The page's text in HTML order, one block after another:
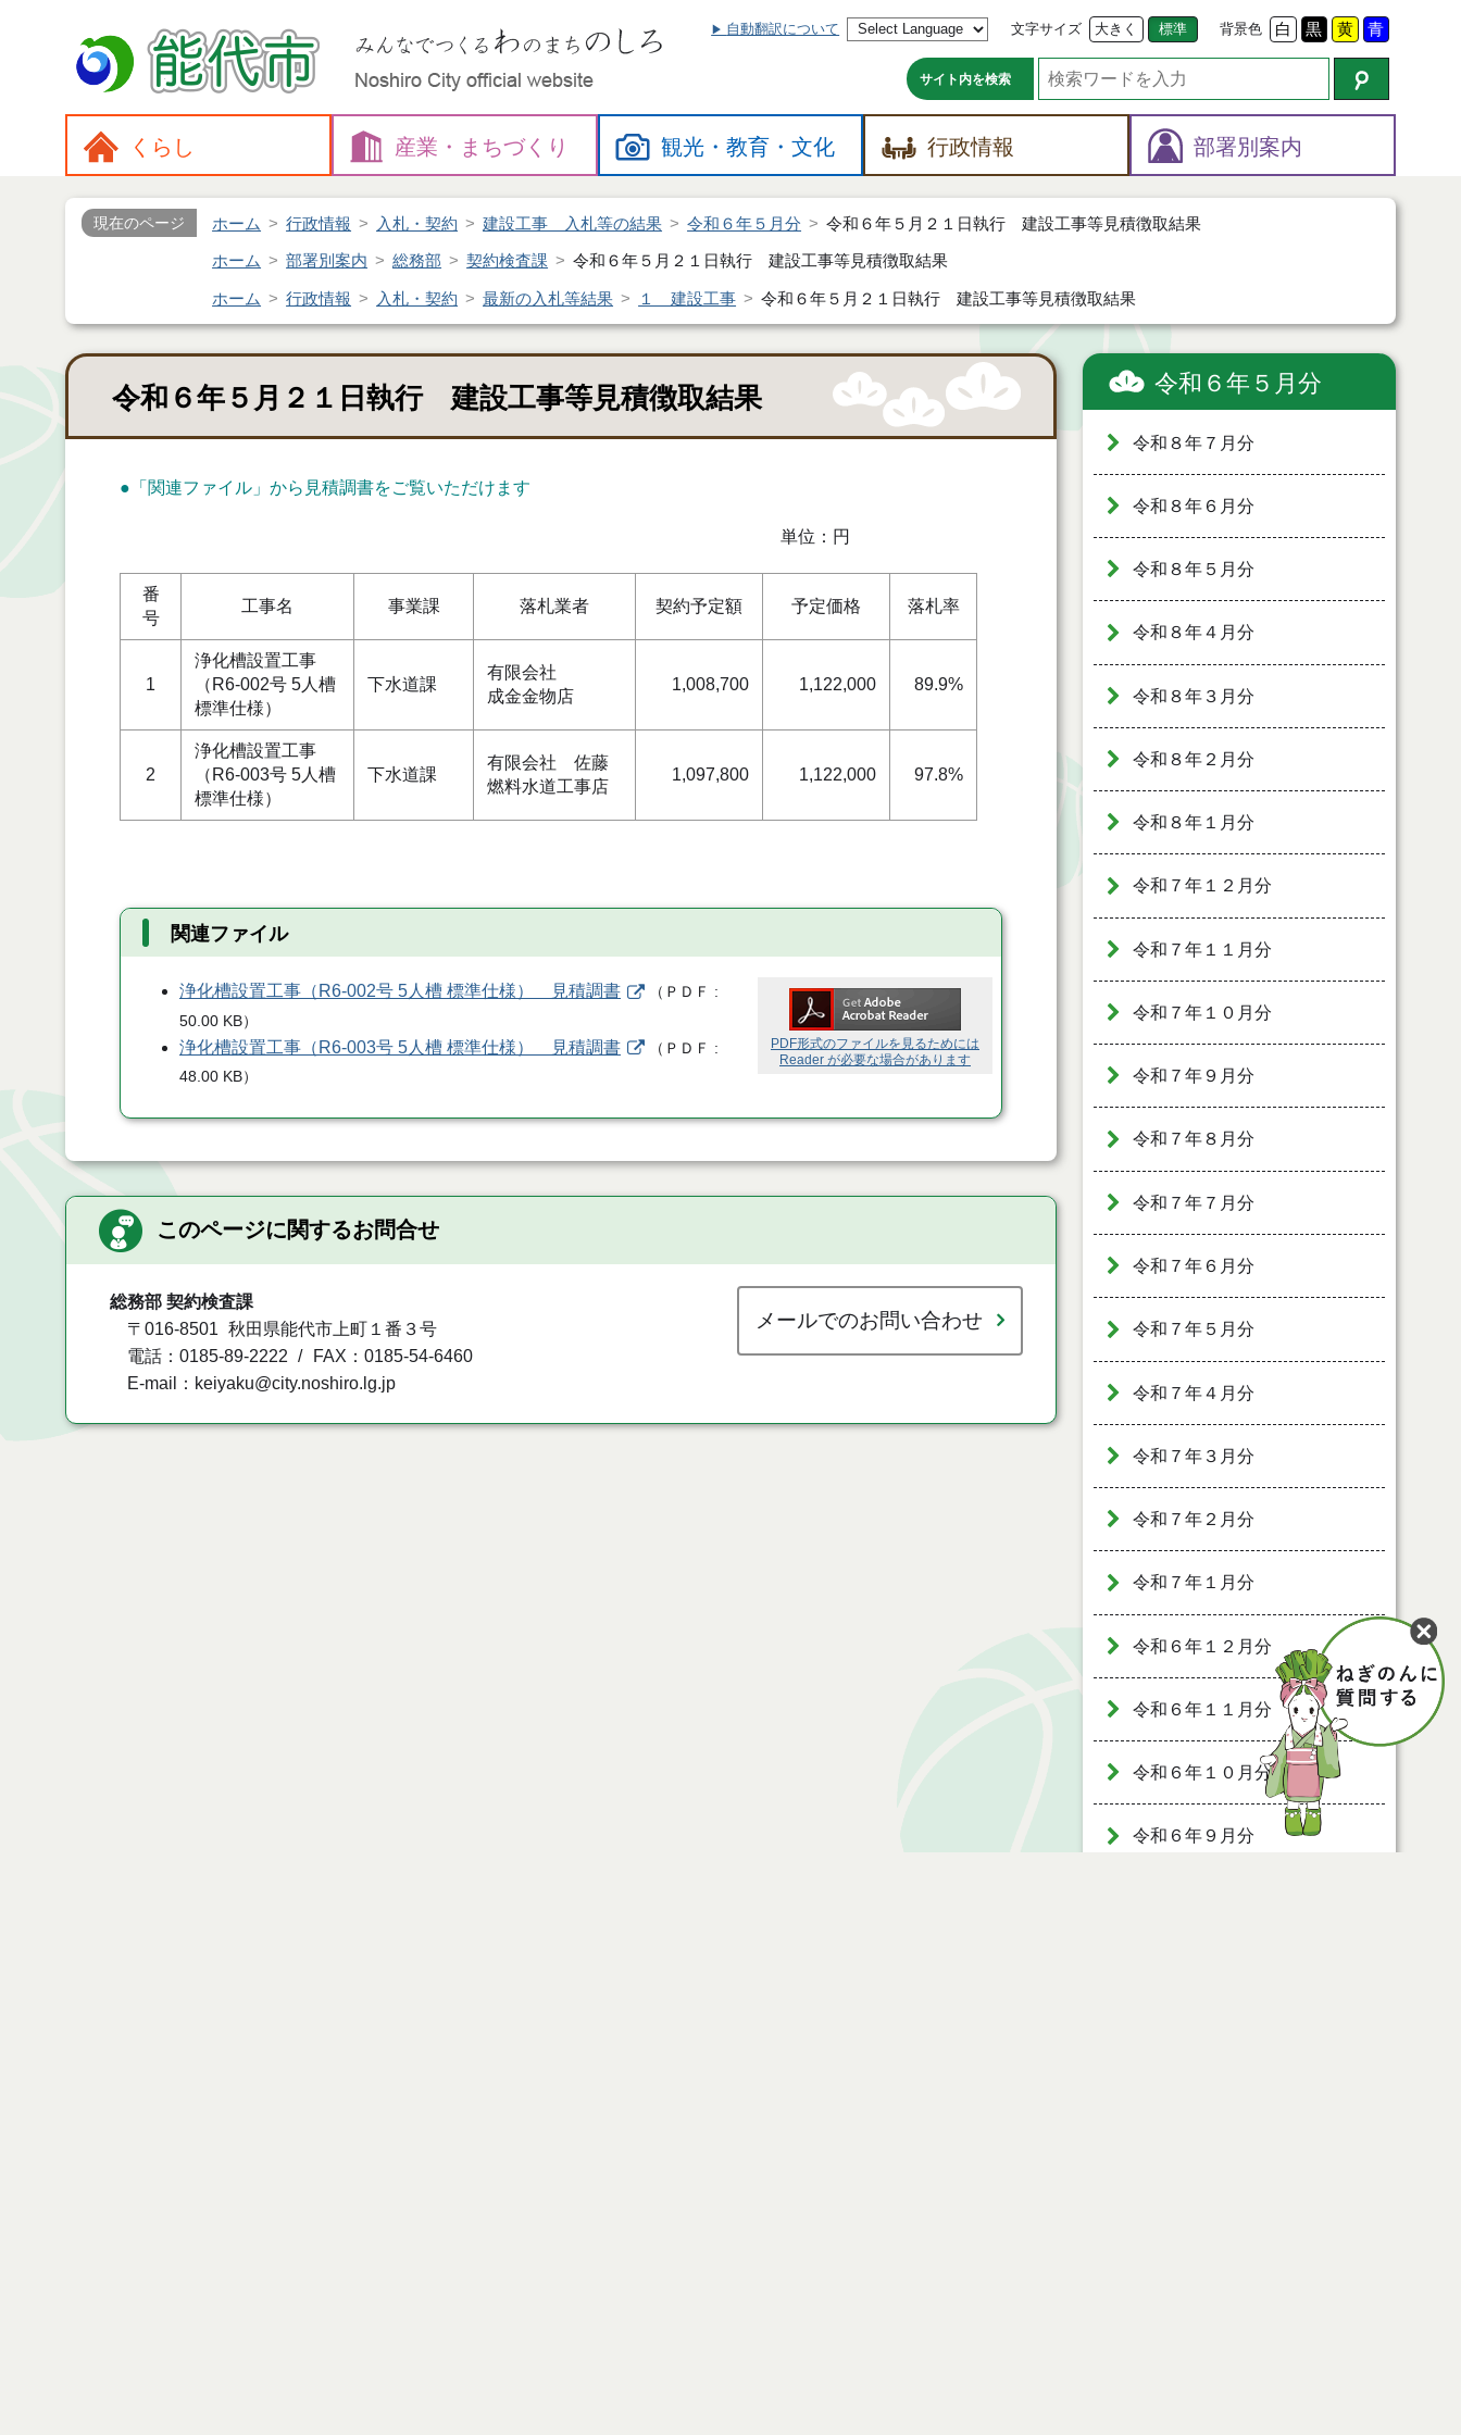
自動翻訳について 文字サイズ 大きく 標準 背景色 白 黒 黄 青
サイト内を検索
くらし 産業・ まちづくり 観光・教育・文化 行政情報 部署別案内
現在のページ ホーム 行政情報 入札・契約 建設工事 入札等の結果 令和６年５月分 令和６年５月２１日執行 建設工事等見積徴取結果
ホーム 部署別案内 総務部 契約検査課 令和６年５月２１日執行 建設工事等見積徴取結果
ホーム 行政情報 入札・契約 最新の入札等結果 １ 建設工事 令和６年５月２１日執行 建設工事等見積徴取結果
令和６年５月２１日執行 建設工事等見積徴取結果
●「関連ファイル」から見積調書をご覧いただけます
単位：円
番
号
工事名 事業課 落札業者 契約予定額 予定価格 落札率
1
浄化槽設置工事
（R6-002号 5人槽
標準仕様）
下水道課
有限会社
成金金物店
1,008,700 1,122,000 89.9%
2
浄化槽設置工事
（R6-003号 5人槽
標準仕様）
下水道課
有限会社 佐藤
燃料水道工事店
1,097,800 1,122,000 97.8%
関連ファイル
PDF形式のファイルを見るためには
Reader が必要な場合があります
浄化槽設置工事（R6-002号 5人槽 標準仕様） 見積調書 （ ＰＤＦ
50.00 KB）
浄化槽設置工事（R6-003号 5人槽 標準仕様） 見積調書 （ ＰＤＦ
48.00 KB）
このページに関するお問合せ
総務部 契約検査課
〒016-8501
秋田県能代市上町１番３号
電話：0185-89-2222
FAX：0185-54-6460
E-mail：keiyaku@city.noshiro.lg.jp
メールでのお問い合わせ
令和６年５月分
令和８年７月分
令和８年６月分
令和８年５月分
令和８年４月分
令和８年３月分
令和８年２月分
令和８年１月分
令和７年１２月分
令和７年１１月分
令和７年１０月分
令和７年９月分
令和７年８月分
令和７年７月分
令和７年６月分
令和７年５月分
令和７年４月分
令和７年３月分
令和７年２月分
令和７年１月分
令和６年１２月分
令和６年１１月分
令和６年１０月分
令和６年９月分